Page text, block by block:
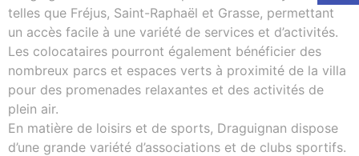
telles que Fréjus, Saint-Raphaël et Grasse, permettant
un accès facile à une variété de services et d’activités.
Les colocataires pourront également bénéficier des
nombreux parcs et espaces verts à proximité de la villa
pour des promenades relaxantes et des activités de
plein air.
En matière de loisirs et de sports, Draguignan dispose
d’une grande variété d’associations et de clubs sportifs.